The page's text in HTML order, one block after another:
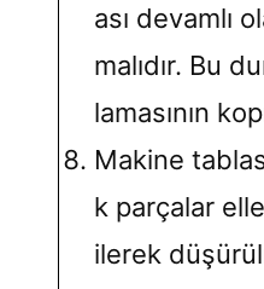
ası devamlı
malıdır. Bu
lamasının
Makine
k parçalar
ilerek